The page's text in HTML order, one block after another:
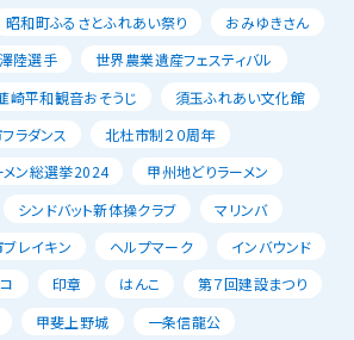
昭和町ふるさとふれあい祭り
おみゆきさん
陸選手
世界農業遺産フェスティバル
崎平和観音おそうじ
須玉ふれあい文化館
ラダンス
北杜市制２０周年
メン総選挙2024
甲州地どりラーメン
シンドバット新体操クラブ
マリンバ
レイキン ヘルプマーク
インバウンド
印章 はんこ
第７回建設まつり
甲斐上野城
一条信龍公